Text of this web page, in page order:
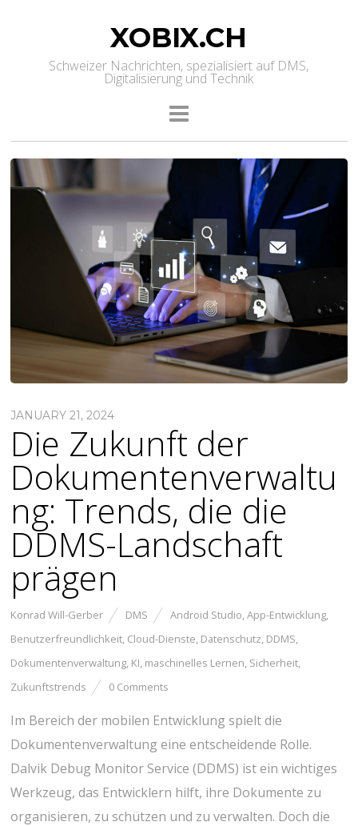
XOBIX.CH
Schweizer Nachrichten, spezialisiert auf DMS,
Digitalisierung und Technik
JANUARY 21, 2024
Die Zukunft der
Dokumentenverwaltu
ng: Trends, die die
DDMS-Landschaft
prägen
Konrad Will-Gerber DMS Android Studio,App-Entwicklung,
Benutzerfreundlichkeit, Cloud-Dienste, Datenschutz, DDMS,
Dokumentenverwaltung, KI, maschinelles Lernen, Sicherheit,
Zukunftstrends
0 Comments
Im Bereich der mobilen Entwicklung spielt die
Dokumentenverwaltung eine entscheidende Rolle.
Dalvik Debug Monitor Service (DDMS) ist ein wichtiges
Werkzeug, das Entwicklern hilft, ihre Dokumente zu
organisieren, zu schützen und zu verwalten. Doch die